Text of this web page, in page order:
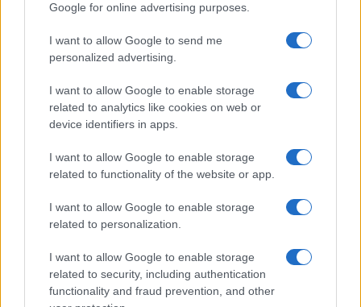
Google for online advertising purposes.
I want to allow Google to send me
personalized advertising.
I want to allow Google to enable storage
related to analytics like cookies on web or
device identifiers in apps.
I want to allow Google to enable storage
related to functionality of the website or app.
I want to allow Google to enable storage
related to personalization.
I want to allow Google to enable storage
related to security, including authentication
functionality and fraud prevention, and other
Facebook
Cookie Policy
Syndication
Globalist
Globalscience
Globalsport
Culture
Salute
Megachip
GiULia
Prima Pagina
Giornale dello
Spettacolo
Wondernet
Giuliana Sgrena